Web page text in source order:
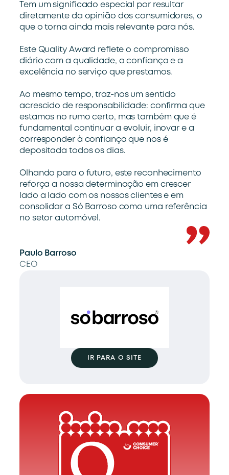
Tem um significado especial por resultar
diretamente da opinião dos consumidores, o
que o torna ainda mais relevante para nós.
Este Quality Award reflete o compromisso
diário com a qualidade, a confiança e a
excelência no serviço que prestamos.
Ao mesmo tempo, traz-nos um sentido
acrescido de responsabilidade: confirma que
estamos no rumo certo, mas também que é
fundamental continuar a evoluir, inovar e a
corresponder à confiança que nos é
depositada todos os dias.
Olhando para o futuro, este reconhecimento
reforça a nossa determinação em crescer
lado a lado com os nossos clientes e em
consolidar a Só Barroso como uma referência
no setor automóvel.
Paulo Barroso
CEO
IR PARA O SITE